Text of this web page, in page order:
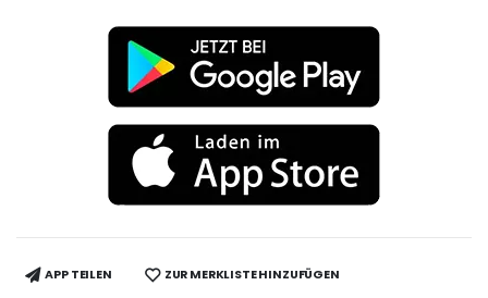
APP TEILEN ZUR MERKLISTE HINZUFÜGEN